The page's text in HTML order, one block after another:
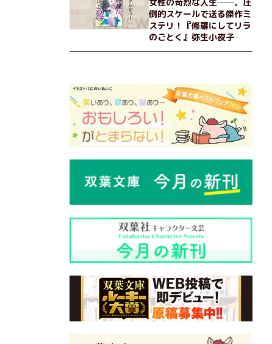
倒的スケールで送る傑作ミ
ステリ！『修羅にしてリラ
のごとく』弥生小夜子